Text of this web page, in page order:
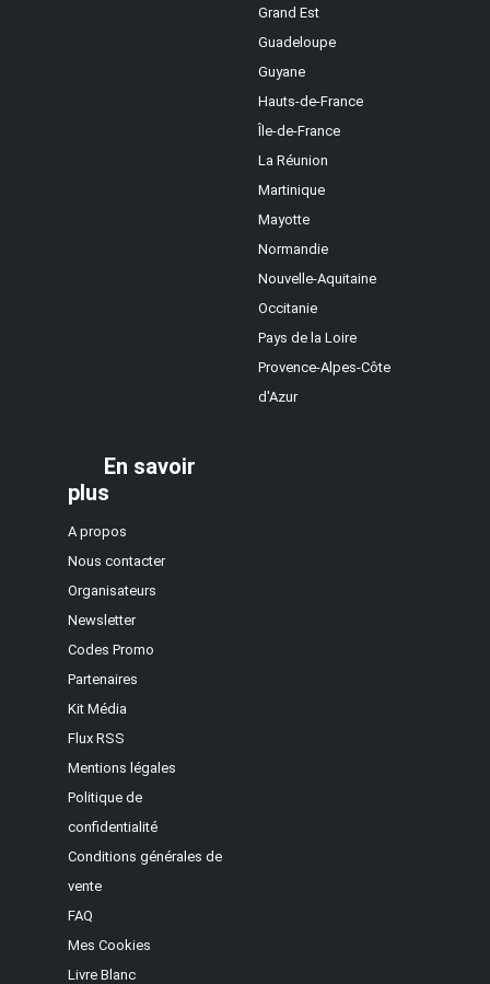
Grand Est
Guadeloupe
Guyane
Hauts-de-France
Île-de-France
La Réunion
Martinique
Mayotte
Normandie
Nouvelle-Aquitaine
Occitanie
Pays de la Loire
Provence-Alpes-Côte
d'Azur
En savoir
plus
A propos
Nous contacter
Organisateurs
Newsletter
Codes Promo
Partenaires
Kit Média
Flux RSS
Mentions légales
Politique de
confidentialité
Conditions générales de
vente
FAQ
Mes Cookies
Livre Blanc